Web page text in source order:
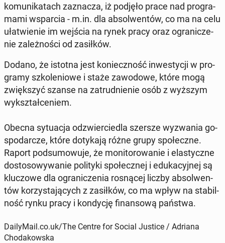
ko­mu­ni­ka­tach za­zna­cza, iż podjęło prace nad pro­gra­
ma­mi wspar­cia - m.in. dla ab­sol­wen­tów, co ma na celu
uła­twie­nie im wejścia na rynek pracy oraz ogra­ni­cze­
nie za­leż­no­ści od za­sił­ków.
Dodano, że istotna jest ko­niecz­ność in­we­sty­cji w pro­
gra­my szko­le­nio­we i staże za­wo­do­we, które mogą
zwięk­szyć szanse na za­trud­nie­nie osób z wyższym
wy­kształ­ce­niem.
Obecna sy­tu­acja od­zwier­cie­dla szersze wy­zwa­nia go­
spo­dar­cze, które do­ty­ka­ją różne grupy spo­łecz­ne.
Raport pod­su­mo­wu­je, że mo­ni­to­ro­wa­nie i ela­stycz­ne
do­sto­so­wy­wa­nie po­li­ty­ki spo­łecz­nej i edu­ka­cyj­nej są
klu­czo­we dla ogra­ni­cze­nia ro­sną­cej liczby ab­sol­wen­
tów ko­rzy­sta­ją­cych z za­sił­ków, co ma wpływ na sta­bil­
ność rynku pracy i kon­dy­cję fi­nan­so­wą państwa.
DailyMail.co.uk/The Centre for Social Justice / Adriana
Chodakowska